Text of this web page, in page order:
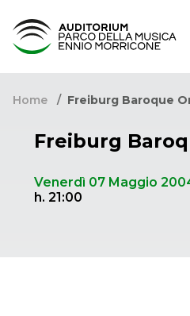
Home Freiburg Baroque
Freiburg
Venerdì 07 Maggio
h. 21:00